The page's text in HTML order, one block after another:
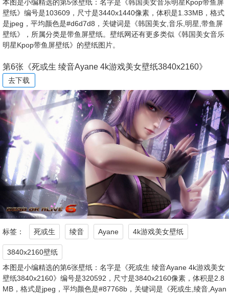
本图是小编精选的第5张壁纸：名字是《韩国美女音乐明星Kpop带鱼屏
壁纸》编号是103609，尺寸是3440x1440像素，体积是1.33MB，格式
是jpeg，平均颜色是#d6d7d8，关键词是《韩国美女,音乐,明星,带鱼屏
壁纸》，所属分类是带鱼屏壁纸。壁纸网还有更多类似《韩国美女音乐
明星Kpop带鱼屏壁纸》的壁纸图片。
第6张《死或生 绫音Ayane 4k游戏美女壁纸3840x2160》
去下载
标签： 死或生 绫音 Ayane 4k游戏美女壁纸
3840x2160壁纸
本图是小编精选的第6张壁纸：名字是《死或生 绫音Ayane 4k游戏美女
壁纸3840x2160》编号是320592，尺寸是3840x2160像素，体积是2.8
MB，格式是jpeg，平均颜色是#87768b，关键词是《死或生,绫音,Ayan